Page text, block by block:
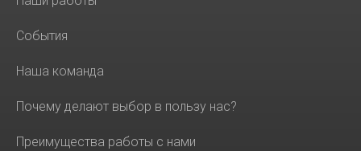
События
Наша команда
Почему делают выбор в пользу нас?
Преимущества работы с нами